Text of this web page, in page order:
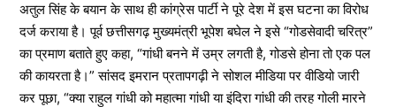
अतुल सिंह के बयान के साथ ही कांग्रेस पार्टी ने पूरे देश में इस घटना का विरोध
दर्ज कराया है। पूर्व छत्तीसगढ़ मुख्यमंत्री भूपेश बघेल ने इसे “गोडसेवादी चरित्र”
का प्रमाण बताते हुए कहा, “गांधी बनने में उम्र लगती है, गोडसे होना तो एक पल
की कायरता है।” सांसद इमरान प्रतापगढ़ी ने सोशल मीडिया पर वीडियो जारी
कर पूछा, “क्या राहुल गांधी को महात्मा गांधी या इंदिरा गांधी की तरह गोली मारने